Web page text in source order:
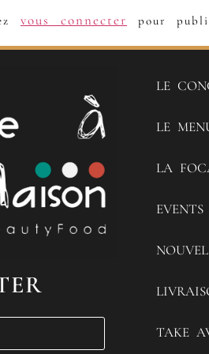
vous connecter pour
LE
LE
LA
EVENTS
TAKE